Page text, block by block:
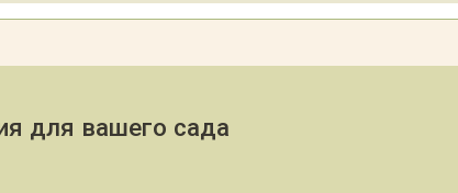
для вашего сада